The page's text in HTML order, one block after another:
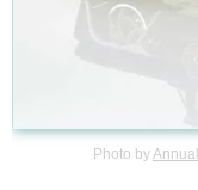
Photo by